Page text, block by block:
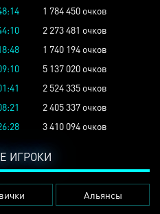
1 784 450 очков
2 273 481 очков
1 740 194 очков
5 137 020 очков
2 524 335 очков
2 405 337 очков
3 410 094 очков
ИГРОКИ
Альянсы